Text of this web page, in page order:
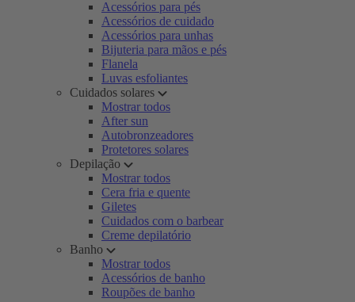
Acessórios para pés
Acessórios de cuidado
Acessórios para unhas
Bijuteria para mãos e pés
Flanela
Luvas esfoliantes
Cuidados solares
Mostrar todos
After sun
Autobronzeadores
Protetores solares
Depilação
Mostrar todos
Cera fria e quente
Giletes
Cuidados com o barbear
Creme depilatório
Banho
Mostrar todos
Acessórios de banho
Roupões de banho